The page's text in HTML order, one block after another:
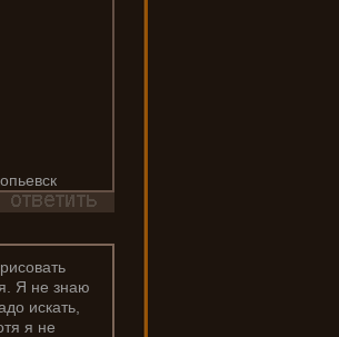
Я не знаю
искать,
я не